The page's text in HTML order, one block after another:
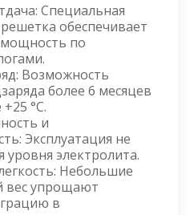
Специальная
обеспечивает
по
Возможность
более 6 месяцев
°C.
и
Эксплуатация не
уровня электролита.
Небольшие
вес упрощают
в